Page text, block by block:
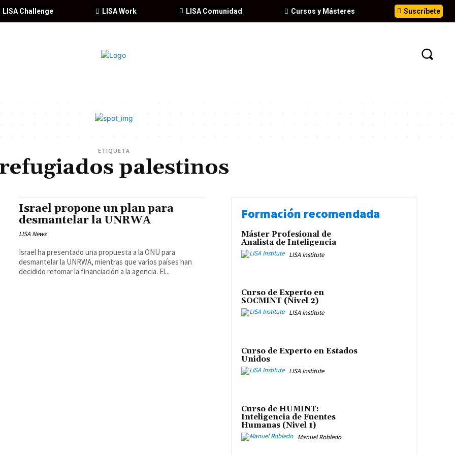
Suscríbete
Cursos y Másteres
LISA Comunidad
LISA Work
LISA Challenge
ETIQUETA
palestinos
Israel propone un plan para
desmantelar la UNRWA
LISA News
Israel ha presentado una propuesta a la ONU para
desmantelar la UNRWA, mientras que varios países han
decidido retomar la financiación a la agencia. El...
Formación recomendada
Máster Profesional de
Analista de Inteligencia
LISA Institute
Curso de Experto en
SOCMINT (Nivel 2)
LISA Institute
Curso de Experto en Estados
Unidos
LISA Institute
Curso de HUMINT:
Inteligencia de Fuentes
Humanas (Nivel 1)
Manuel Robledo